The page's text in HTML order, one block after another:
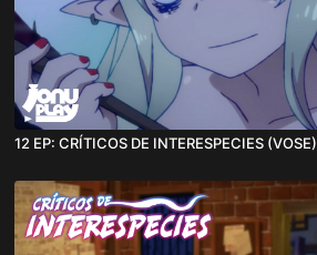
12 EP: CRÍTICOS DE INTERESPECIES (VOSE)